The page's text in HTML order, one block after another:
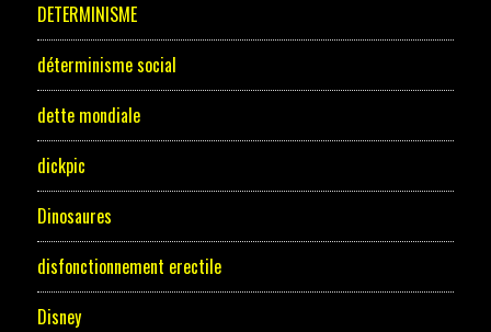
DETERMINISME
déterminisme social
dette mondiale
dickpic
Dinosaures
disfonctionnement erectile
Disney